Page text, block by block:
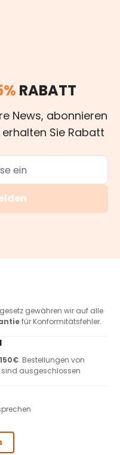
RABATT
News, abonnieren
Sie Rabatt
gewähren wir auf alle
für Konformitätsfehler.
150€. Bestellungen von
ausgeschlossen